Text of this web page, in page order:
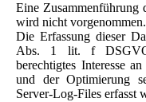
Eine Zusammenführung
wird nicht vorgenommen.
Die Erfassung dieser
Abs. 1 lit. f
berechtigtes Interesse
und der Optimierung
Server-Log-Files erfasst